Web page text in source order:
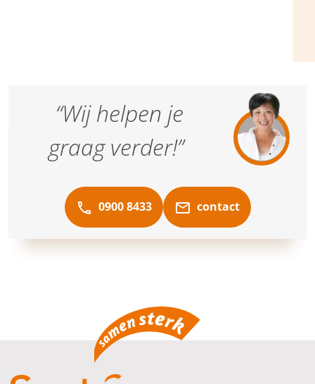
“Wij helpen je
graag verder!”
0900 8433 contact